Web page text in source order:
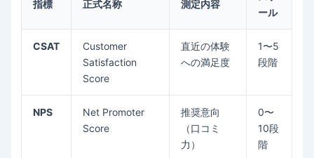
指標 正式名称 測定内容
ール
CSAT
Customer
Satisfaction
Score
直近の体験
への満足度
1〜5
段階
NPS
Net Promoter
Score
推奨意向
（口コミ
力）
0〜
10段
階